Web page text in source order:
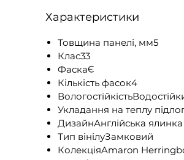
Характеристики
Товщина панелі, мм5
Клас33
ФаскаЄ
Кількість фасок4
Укладання на теплу
ДизайнАнглійська ялинка
Тип вінілуЗамковий
КолекціяAmaron